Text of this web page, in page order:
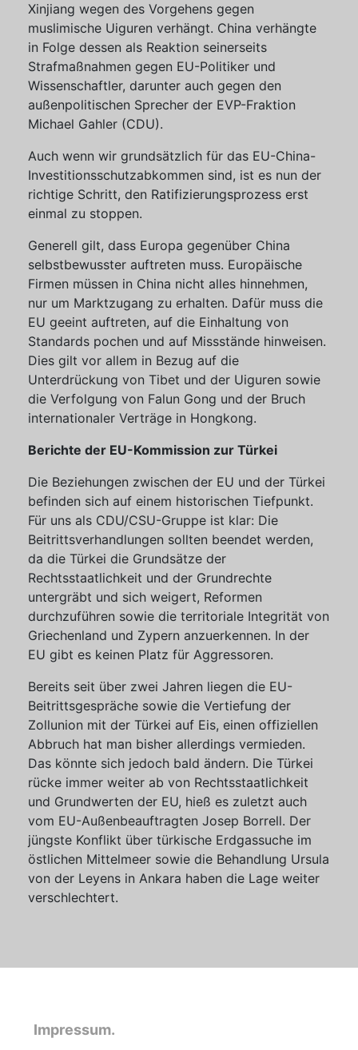
Xinjiang wegen des Vorgehens gegen
muslimische Uiguren verhängt. China verhängte
in Folge dessen als Reaktion seinerseits
Strafmaßnahmen gegen EU-Politiker und
Wissenschaftler, darunter auch gegen den
außenpolitischen Sprecher der EVP-Fraktion
Michael Gahler (CDU).
Auch wenn wir grundsätzlich für das EU-China-
Investitionsschutzabkommen sind, ist es nun der
richtige Schritt, den Ratifizierungsprozess erst
einmal zu stoppen.
Generell gilt, dass Europa gegenüber China
selbstbewusster auftreten muss. Europäische
Firmen müssen in China nicht alles hinnehmen,
nur um Marktzugang zu erhalten. Dafür muss die
EU geeint auftreten, auf die Einhaltung von
Standards pochen und auf Missstände hinweisen.
Dies gilt vor allem in Bezug auf die
Unterdrückung von Tibet und der Uiguren sowie
die Verfolgung von Falun Gong und der Bruch
internationaler Verträge in Hongkong.
Berichte der EU-Kommission zur Türkei
Die Beziehungen zwischen der EU und der Türkei
befinden sich auf einem historischen Tiefpunkt.
Für uns als CDU/CSU-Gruppe ist klar: Die
Beitrittsverhandlungen sollten beendet werden,
da die Türkei die Grundsätze der
Rechtsstaatlichkeit und der Grundrechte
untergräbt und sich weigert, Reformen
durchzuführen sowie die territoriale Integrität von
Griechenland und Zypern anzuerkennen. In der
EU gibt es keinen Platz für Aggressoren.
Bereits seit über zwei Jahren liegen die EU-
Beitrittsgespräche sowie die Vertiefung der
Zollunion mit der Türkei auf Eis, einen offiziellen
Abbruch hat man bisher allerdings vermieden.
Das könnte sich jedoch bald ändern. Die Türkei
rücke immer weiter ab von Rechtsstaatlichkeit
und Grundwerten der EU, hieß es zuletzt auch
vom EU-Außenbeauftragten Josep Borrell. Der
jüngste Konflikt über türkische Erdgassuche im
östlichen Mittelmeer sowie die Behandlung Ursula
von der Leyens in Ankara haben die Lage weiter
verschlechtert.
Impressum.